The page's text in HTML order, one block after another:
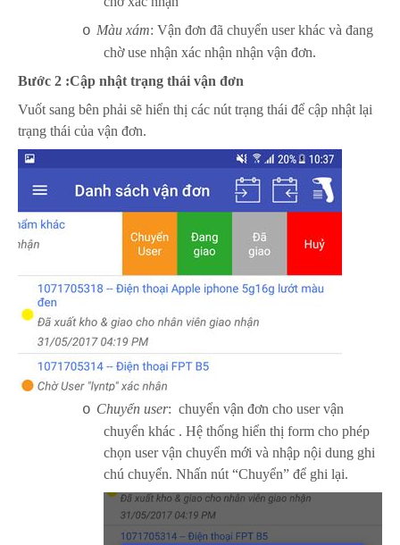
o Màu xám: Vận đơn đã chuyển user khác và đang
chờ use nhận xác nhận nhận vận đơn.
Bước 2 :Cập nhật trạng thái vận đơn
Vuốt sang bên phải sẽ hiển thị các nút trạng thái để cập nhật lại
trạng thái của vận đơn.
o Chuyển user: chuyển vận đơn cho user vận
chuyển khác . Hệ thống hiển thị form cho phép
chọn user vận chuyển mới và nhập nội dung ghi
chú chuyển. Nhấn nút “Chuyển” để ghi lại.